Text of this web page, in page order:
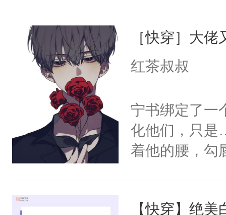
［快穿］大
红茶叔叔
宁书绑定了一
化他们，只是
着他的腰，勾
来，给老公
【快穿】绝